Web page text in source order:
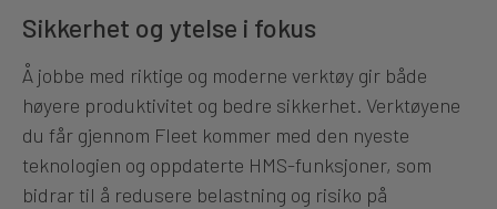
Sikkerhet og ytelse i fokus
Å jobbe med riktige og moderne verktøy gir både
høyere produktivitet og bedre sikkerhet. Verktøyene
du får gjennom Fleet kommer med den nyeste
teknologien og oppdaterte HMS-funksjoner, som
bidrar til å redusere belastning og risiko på